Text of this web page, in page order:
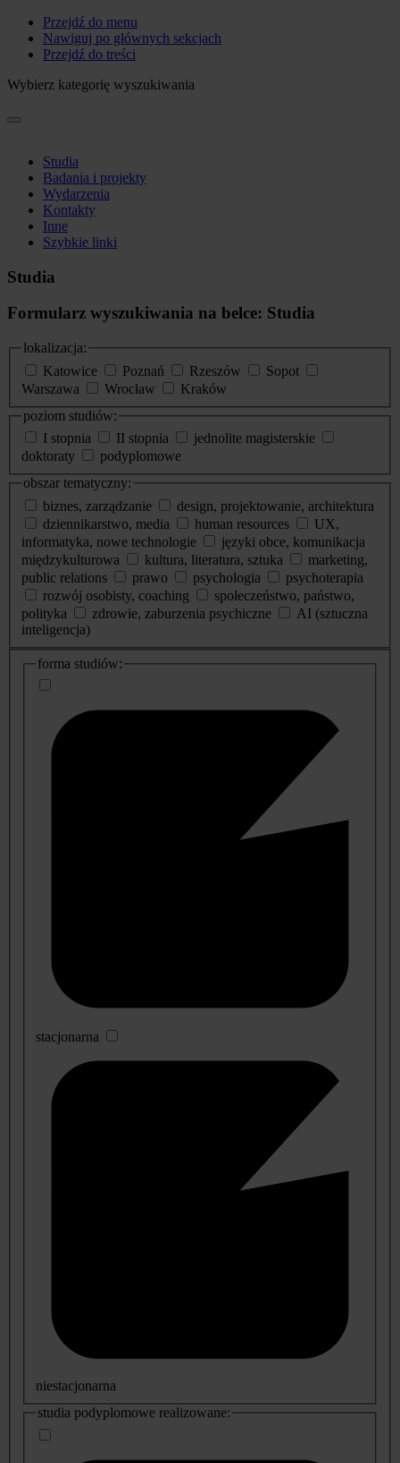
Przejdź do menu
Nawiguj po głównych sekcjach
Przejdź do treści
Wybierz kategorię wyszukiwania
Studia
Badania i projekty
Wydarzenia
Kontakty
Inne
Szybkie linki
Studia
Formularz wyszukiwania na belce: Studia
lokalizacja:
Katowice
Poznań Rzeszów
Sopot
Warszawa
Wrocław
Kraków
poziom studiów:
I stopnia
II stopnia
jednolite magisterskie
doktoraty
podyplomowe
obszar tematyczny:
biznes, zarządzanie
design, projektowanie, architektura
dziennikarstwo, media
human resources
UX,
informatyka, nowe technologie
języki obce, komunikacja
międzykulturowa
kultura, literatura, sztuka
marketing,
public relations
prawo psychologia
psychoterapia
rozwój osobisty, coaching
społeczeństwo, państwo,
polityka
zdrowie, zaburzenia psychiczne
AI (sztuczna
inteligencja)
dodatkowe
informacje
forma studiów:
stacjonarna
niestacjonarna
studia podyplomowe realizowane: